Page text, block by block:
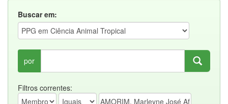
Buscar em:
por
Filtros correntes: